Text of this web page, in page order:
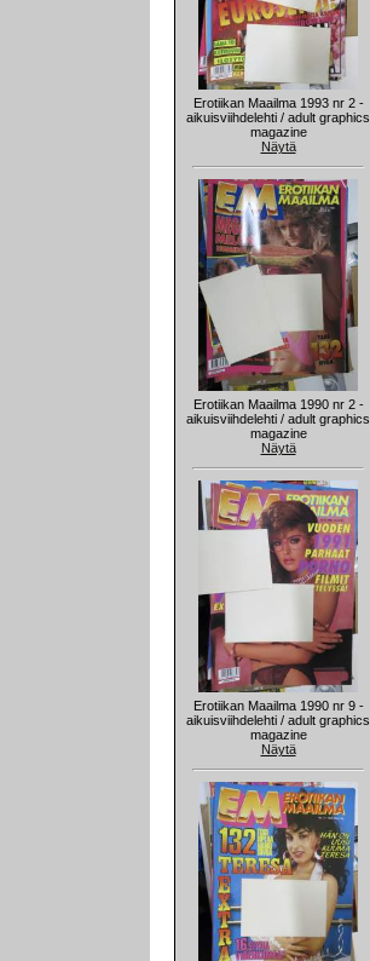
Erotiikan Maailma 1993 nr 2 -
aikuisviihdelehti / adult graphics
magazine
Näytä
Erotiikan Maailma 1990 nr 2 -
aikuisviihdelehti / adult graphics
magazine
Näytä
Erotiikan Maailma 1990 nr 9 -
aikuisviihdelehti / adult graphics
magazine
Näytä